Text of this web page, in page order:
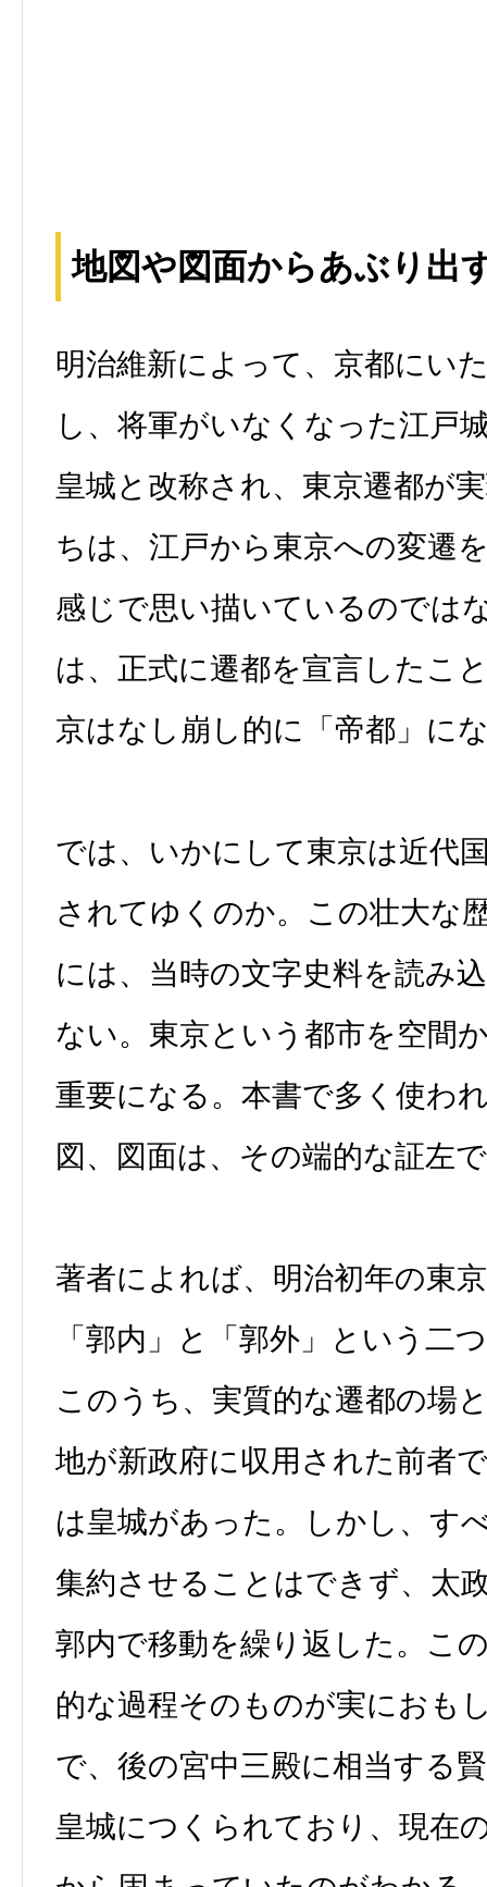
地図や図面からあぶり出
明治維新によって、京都にい
し、将軍がいなくなった江戸
皇城と改称され、東京遷都が
ちは、江戸から東京への変遷
感じで思い描いているのでは
は、正式に遷都を宣言したこ
京はなし崩し的に「帝都」に
では、いかにして東京は近代
されてゆくのか。この壮大な
には、当時の文字史料を読み
ない。東京という都市を空間
重要になる。本書で多く使わ
図、図面は、その端的な証左
著者によれば、明治初年の東
「郭内」と「郭外」という二
このうち、実質的な遷都の場
地が新政府に収用された前者
は皇城があった。しかし、す
集約させることはできず、太
郭内で移動を繰り返した。こ
的な過程そのものが実におも
で、後の宮中三殿に相当する
皇城につくられており、現在